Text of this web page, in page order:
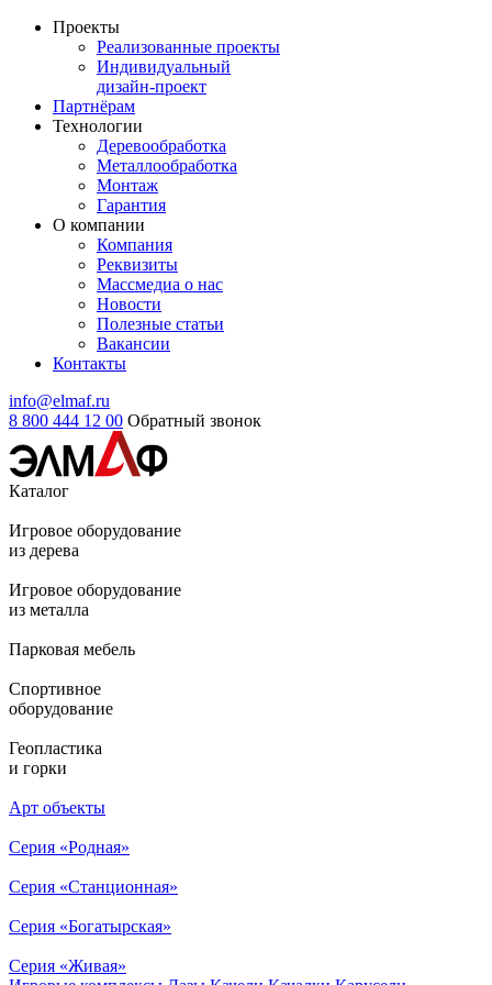
Проекты
Реализованные проекты
Индивидуальный
дизайн-проект
Партнёрам
Технологии
Деревообработка
Металлообработка
Монтаж
Гарантия
О компании
Компания
Реквизиты
Массмедиа о нас
Новости
Полезные статьи
Вакансии
Контакты
info@elmaf.ru
8 800 444 12 00 Обратный звонок
Каталог
Игровое оборудование
из дерева
Игровое оборудование
из металла
Парковая мебель
Спортивное
оборудование
Геопластика
и горки
Арт объекты
Серия «Родная»
Серия «Станционная»
Серия «Богатырская»
Серия «Живая»